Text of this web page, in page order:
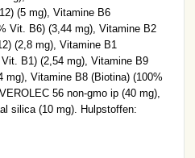
(5 mg), Vitamine B6
Vit. B6) (3,44 mg), Vitamine B2
(2,8 mg), Vitamine B1
B1) (2,54 mg), Vitamine B9
mg), Vitamine B8 (Biotina) (100%
56 non-gmo ip (40 mg),
silica (10 mg). Hulpstoffen: